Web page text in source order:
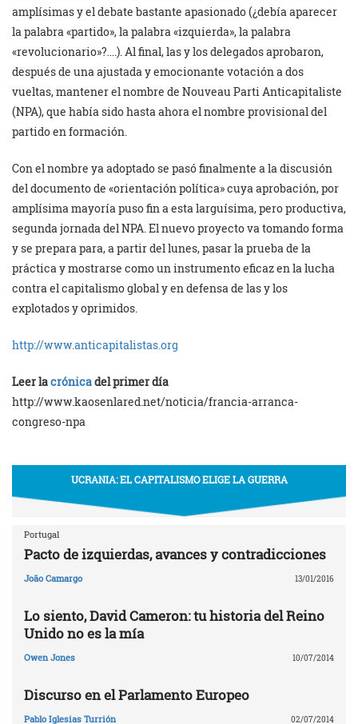
amplísimas y el debate bastante apasionado (¿debía aparecer
la palabra «partido», la palabra «izquierda», la palabra
«revolucionario»?….). Al final, las y los delegados aprobaron,
después de una ajustada y emocionante votación a dos
vueltas, mantener el nombre de Nouveau Parti Anticapitaliste
(NPA), que había sido hasta ahora el nombre provisional del
partido en formación.
Con el nombre ya adoptado se pasó finalmente a la discusión
del documento de «orientación política» cuya aprobación, por
amplísima mayoría puso fin a esta larguísima, pero productiva,
segunda jornada del NPA. El nuevo proyecto va tomando forma
y se prepara para, a partir del lunes, pasar la prueba de la
práctica y mostrarse como un instrumento eficaz en la lucha
contra el capitalismo global y en defensa de las y los
explotados y oprimidos.
http://www.anticapitalistas.org
Leer lacrónicadel primer día
http://www.kaosenlared.net/noticia/francia-arranca-
congreso-npa
UCRANIA: EL CAPITALISMO ELIGE LA GUERRA
Portugal
Pacto de izquierdas, avances y contradicciones
João Camargo 13/01/2016
Lo siento, David Cameron: tu historia del Reino
Unido no es la mía
Owen Jones 10/07/2014
Discurso en el Parlamento Europeo
Pablo Iglesias Turrión 02/07/2014